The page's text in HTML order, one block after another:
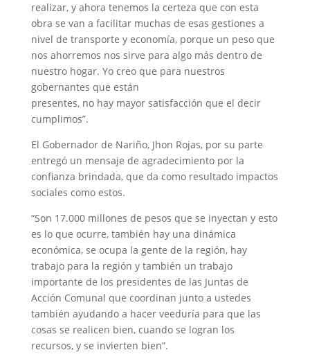
realizar, y ahora tenemos la certeza que con esta
obra se van a facilitar muchas de esas gestiones a
nivel de transporte y economía, porque un peso que
nos ahorremos nos sirve para algo más dentro de
nuestro hogar. Yo creo que para nuestros
gobernantes que están
presentes, no hay mayor satisfacción que el decir
cumplimos”.
El Gobernador de Nariño, Jhon Rojas, por su parte
entregó un mensaje de agradecimiento por la
confianza brindada, que da como resultado impactos
sociales como estos.
“Son 17.000 millones de pesos que se inyectan y esto
es lo que ocurre, también hay una dinámica
económica, se ocupa la gente de la región, hay
trabajo para la región y también un trabajo
importante de los presidentes de las Juntas de
Acción Comunal que coordinan junto a ustedes
también ayudando a hacer veeduría para que las
cosas se realicen bien, cuando se logran los
recursos, y se invierten bien”.